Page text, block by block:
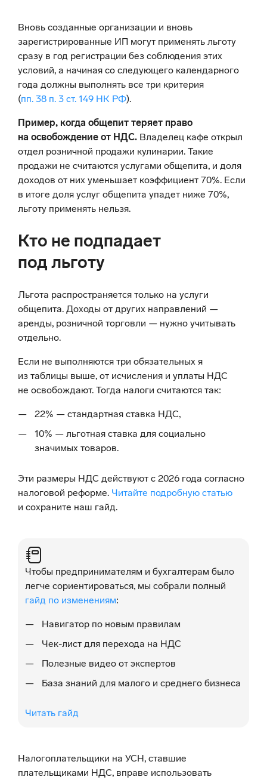
Вновь созданные организации и вновь
зарегистрированные ИП могут применять льготу
сразу в год регистрации без соблюдения этих
условий, а начиная со следующего календарного
года должны выполнять все три критерия
(пп. 38 п. 3 ст. 149 НК РФ).
Пример, когда общепит теряет право
на освобождение от НДС. Владелец кафе открыл
отдел розничной продажи кулинарии. Такие
продажи не считаются услугами общепита, и доля
доходов от них уменьшает коэффициент 70%. Если
в итоге доля услуг общепита упадет ниже 70%,
льготу применять нельзя.
Кто не подпадает
под льготу
Льгота распространяется только на услуги
общепита. Доходы от других направлений —
аренды, розничной торговли — нужно учитывать
отдельно.
Если не выполняются три обязательных я
из таблицы выше, от исчисления и уплаты НДС
не освобождают. Тогда налоги считаются так:
22% — стандартная ставка НДС,
10% — льготная ставка для социально
значимых товаров.
Эти размеры НДС действуют с 2026 года согласно
налоговой реформе. Читайте подробную статью
и сохраните наш гайд.
Чтобы предпринимателям и бухгалтерам было
легче сориентироваться, мы собрали полный
гайд по изменениям:
Навигатор по новым правилам
Чек-лист для перехода на НДС
Полезные видео от экспертов
База знаний для малого и среднего бизнеса
Читать гайд
Налогоплательщики на УСН, ставшие
плательщиками НДС, вправе использовать